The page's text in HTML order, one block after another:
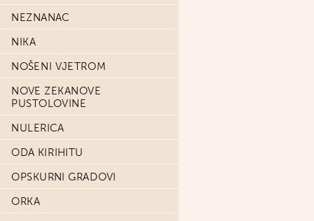
NEZNANAC
NIKA
NOŠENI VJETROM
NOVE ZEKANOVE
PUSTOLOVINE
NULERICA
ODA KIRIHITU
OPSKURNI GRADOVI
ORKA